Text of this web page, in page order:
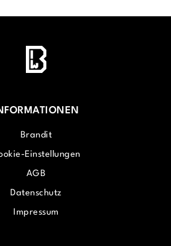
Brandit
Einstellungen
AGB
Datenschutz
Impressum